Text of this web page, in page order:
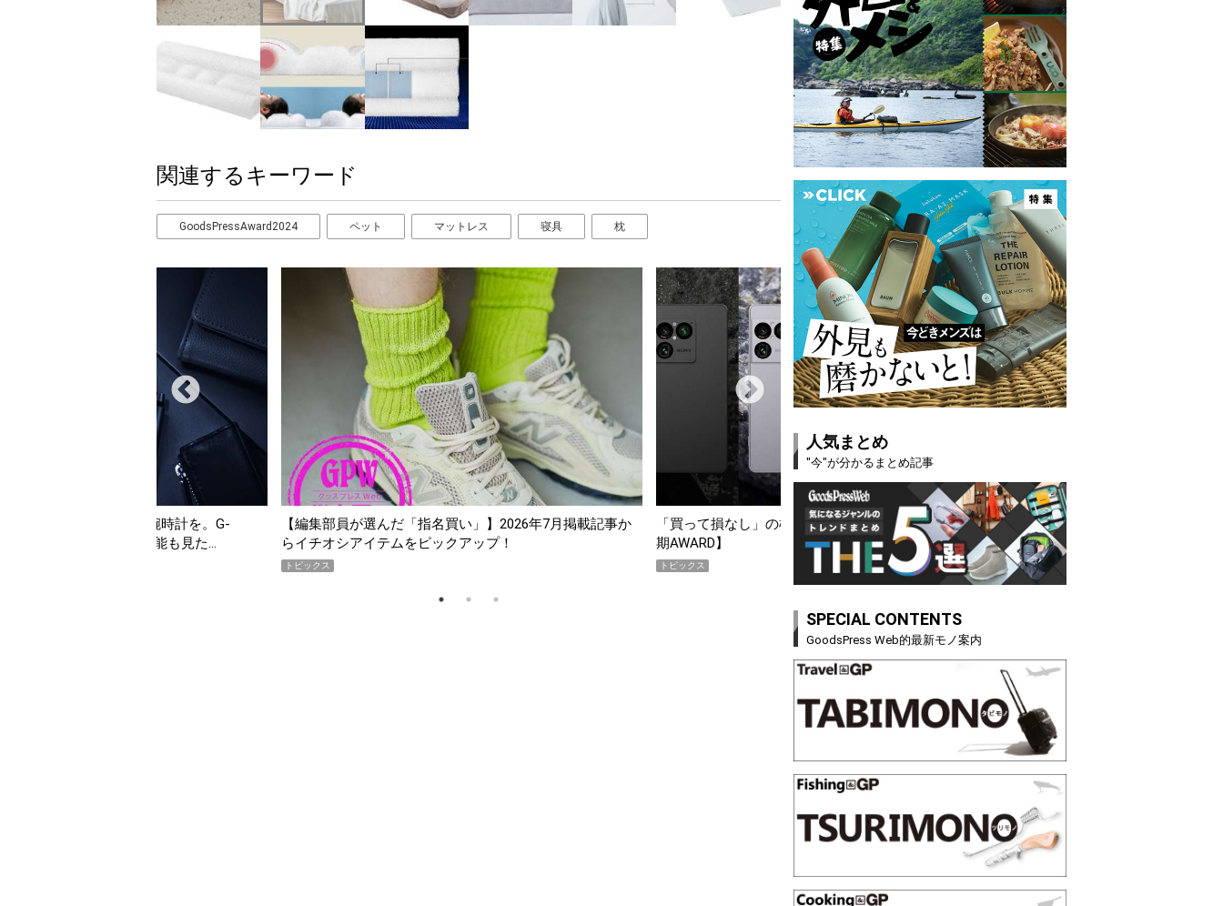
関連するキーワード
GoodsPressAward2024 ペット マットレス 寝具 枕
【編集部員が選んだ「指名買い」】2026年7月掲載記事か
らイチオシアイテムをピックアップ！
「買って損なし」の極上スマホ5選【GoodsPress 2026上半
期AWARD】
薄着になる季節の夏こそ“映える”タフな腕時計を。G-
SHOCK「GRAVITYMASTER」は本当に機能も見た…
人気まとめ
"今"が分かるまとめ記事
SPECIAL CONTENTS
GoodsPress Web的最新モノ案内